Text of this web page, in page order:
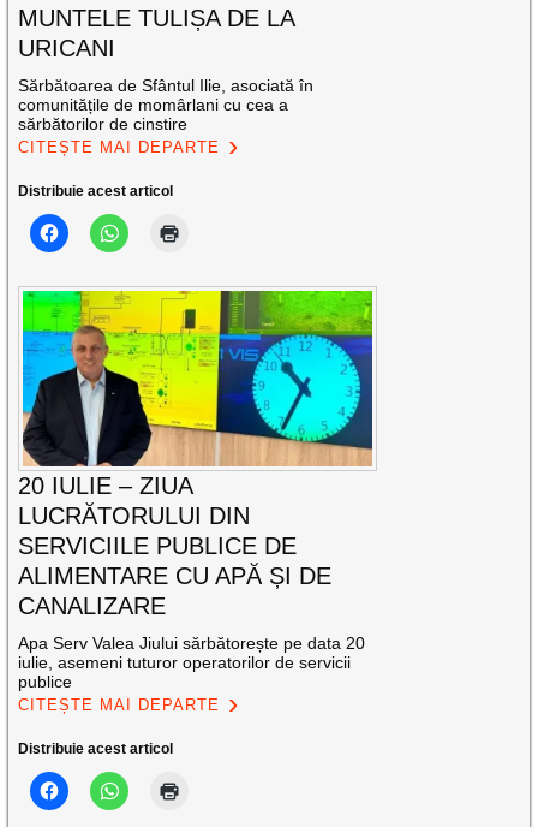
MUNTELE TULIȘA DE LA
URICANI
Sărbătoarea de Sfântul Ilie, asociată în
comunitățile de momârlani cu cea a
sărbătorilor de cinstire
CITEȘTE MAI DEPARTE
Distribuie acest articol
20 IULIE – ZIUA
LUCRĂTORULUI DIN
SERVICIILE PUBLICE DE
ALIMENTARE CU APĂ ȘI DE
CANALIZARE
Apa Serv Valea Jiului sărbătorește pe data 20
iulie, asemeni tuturor operatorilor de servicii
publice
CITEȘTE MAI DEPARTE
Distribuie acest articol